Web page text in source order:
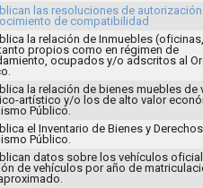
las resoluciones de
de compatibilidad
la relación de Inmuebles
propios como en régimen de
ocupados y/o adscritos al
la relación de bienes muebles de
artístico y/o los de alto valor
Público.
el Inventario de Bienes y
Público.
datos sobre los vehículos
de vehículos por año de